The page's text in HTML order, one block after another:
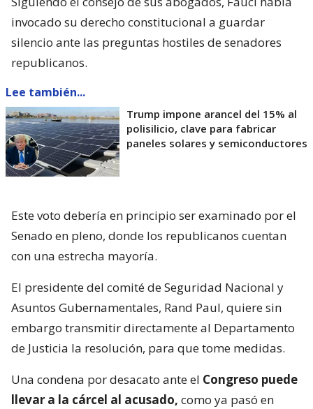
invocado su derecho constitucional a guardar
silencio ante las preguntas hostiles de senadores
republicanos.
Lee también...
Trump impone arancel del 15% al
polisilicio, clave para fabricar
paneles solares y semiconductores
Este voto debería en principio ser examinado por el
Senado en pleno, donde los republicanos cuentan
con una estrecha mayoría.
El presidente del comité de Seguridad Nacional y
Asuntos Gubernamentales, Rand Paul, quiere sin
embargo transmitir directamente al Departamento
de Justicia la resolución, para que tome medidas.
Una condena por desacato ante el Congreso puede
llevar a la cárcel al acusado, como ya pasó en